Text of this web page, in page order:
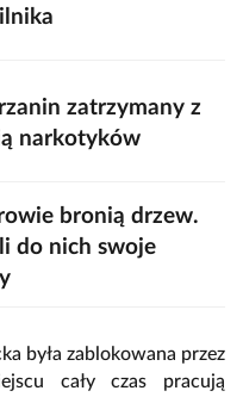
zatrzymany z
narkotyków
bronią drzew.
do nich swoje
była zablokowana przez
cały czas pracują